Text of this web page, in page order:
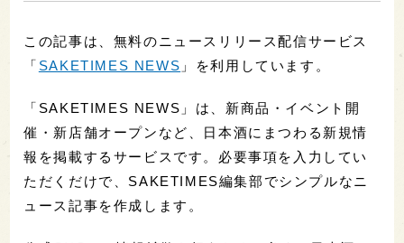
この記事は、無料のニュースリリース配信サービス
「 SAKETIMES NEWS 」を利用しています。
「SAKETIMES NEWS」は、新商品・イベント開
催・新店舗オープンなど、日本酒にまつわる新規情
報を掲載するサービスです。必要事項を入力してい
ただくだけで、SAKETIMES編集部でシンプルなニ
ュース記事を作成します。